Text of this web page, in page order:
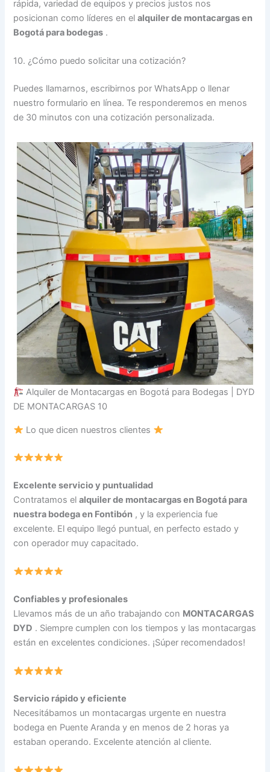
rápida, variedad de equipos y precios justos nos
posicionan como líderes en elalquiler de montacargas en
Bogotá para bodegas .
10. ¿Cómo puedo solicitar una cotización?
Puedes llamarnos, escribirnos por WhatsApp o llenar
nuestro formulario en línea. Te responderemos en menos
de 30 minutos con una cotización personalizada.
Alquiler de Montacargas en Bogotá para Bodegas | DYD
DE MONTACARGAS 10
Lo que dicen nuestros clientes
Excelente servicio y puntualidad
Contratamos elalquiler de montacargas en Bogotá para
nuestra bodega en Fontibón , y la experiencia fue
excelente. El equipo llegó puntual, en perfecto estado y
con operador muy capacitado.
Confiables y profesionales
Llevamos más de un año trabajando con MONTACARGAS
DYD . Siempre cumplen con los tiempos y las montacargas
están en excelentes condiciones. ¡Súper recomendados!
Servicio rápido y eficiente
Necesitábamos un montacargas urgente en nuestra
bodega en Puente Aranda y en menos de 2 horas ya
estaban operando. Excelente atención al cliente.